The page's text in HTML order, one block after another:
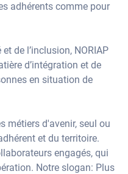
adhérents comme pour
de l’inclusion, NORIAP
d’intégration et de
en situation de
métiers d'avenir, seul ou
et du territoire.
engagés, qui
Notre slogan: Plus